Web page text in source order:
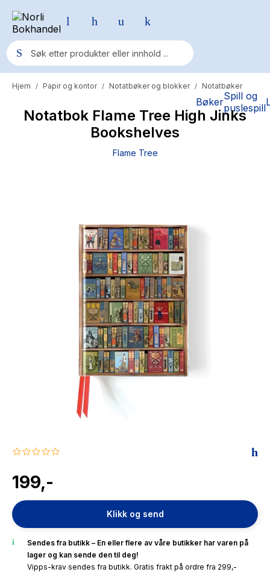
BøkerSpill og
puslespill
Populære søk
Pokemon
Fury Bound - Sable Sorensen
Hypopressiv trening
The Housemaid
Hjem / Papir og kontor / Notatbøker og blokker / Notatbøker
Notatbok Flame Tree High Jinks
Bookshelves
Flame Tree
0.0
rating
199,-
Klikk og send
Sendes fra butikk – En eller flere av våre butikker har varen på
lager og kan sende den til deg!
Vipps-krav sendes fra butikk. Gratis frakt på ordre fra 299,-